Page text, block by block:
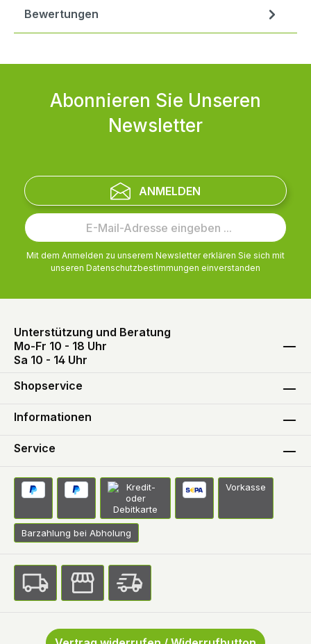
Bewertungen
Abonnieren Sie Unseren
Newsletter
ANMELDEN
Mit dem Anmelden zu unserem Newsletter erklären Sie sich mit
unseren Datenschutzbestimmungen einverstanden
Unterstützung und Beratung
Mo-Fr 10 - 18 Uhr
Sa 10 - 14 Uhr
Shopservice
Informationen
Service
Vorkasse
Barzahlung bei Abholung